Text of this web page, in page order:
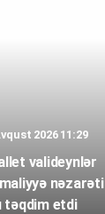
2026 11:29
valideynlər
nəzarəti
təqdim etdi